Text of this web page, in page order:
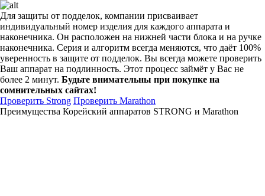
Для защиты от подделок, компании присваивает
индивидуальный номер изделия для каждого аппарата и
наконечника. Он расположен на нижней части блока и на ручке
наконечника. Серия и алгоритм всегда меняются, что даёт 100%
уверенность в защите от подделок. Вы всегда можете проверить
Ваш аппарат на подлинность. Этот процесс займёт у Вас не
более 2 минут. Будьте внимательны при покупке на
сомнительных сайтах!
Проверить Strong Проверить Marathon
Преимущества Корейский аппаратов STRONG и Marathon